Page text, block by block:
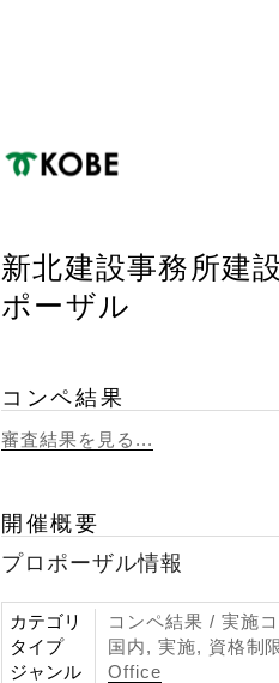
新北建設事務所建
ポーザル
コンペ結果
審査結果を見る...
開催概要
プロポーザル情報
カテゴリ
コンペ結果 / 実施
タイプ
国内, 実施, 資格制
ジャンル
Office